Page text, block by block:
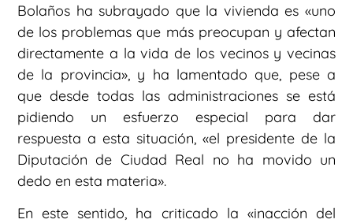
Bolaños ha subrayado que la vivienda es «uno
de los problemas que más preocupan y afectan
directamente a la vida de los vecinos y vecinas
de la provincia», y ha lamentado que, pese a
que desde todas las administraciones se está
pidiendo un esfuerzo especial para dar
respuesta a esta situación, «el presidente de la
Diputación de Ciudad Real no ha movido un
dedo en esta materia».
En este sentido, ha criticado la «inacción del